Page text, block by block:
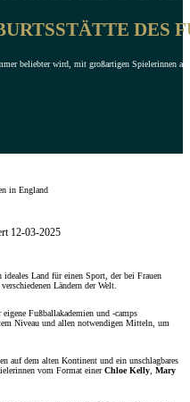
DES
beliebter wird, mit großartigen Spielerinnen
in England
12-03-2025
ideales Land für einen Sport, der bei Frauen
Ländern der Welt.
eigene Fußballakademien und -camps
Niveau und allen notwendigen Mitteln, um
auf dem alten Kontinent und ein unschlagbares
vom Format einerChloe Kelly Mary